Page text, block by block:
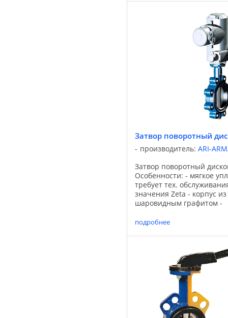
Затвор поворотный
производитель: ARI-
Затвор поворотный
Особенности: - мягкое
требует тех.
значения Zeta - корпус из
шаровидным графитом -
корпуса - мягкое
подробнее